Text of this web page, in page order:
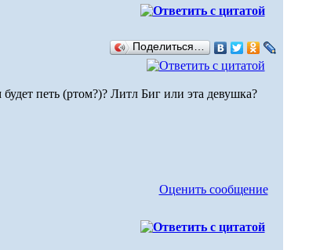
Поделиться…
петь (ртом?)? Литл Биг или эта девушка?
Оценить сообщение